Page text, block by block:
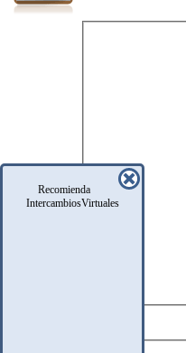
Recomienda
IntercambiosVirtuales